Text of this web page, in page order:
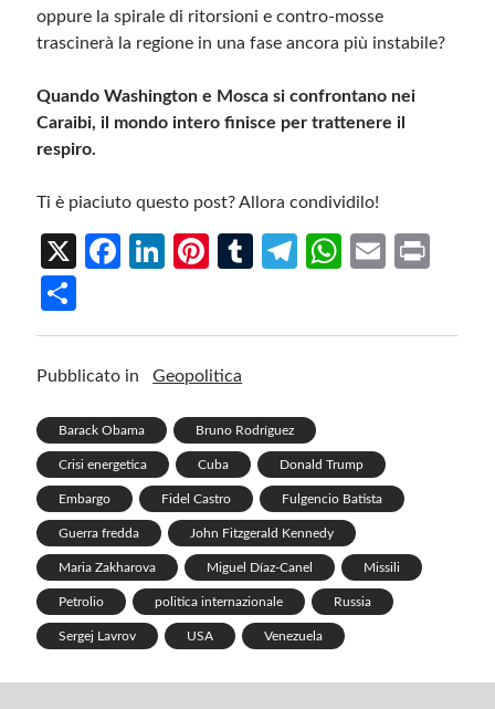
oppure la spirale di ritorsioni e contro-mosse
trascinerà la regione in una fase ancora più instabile?
Quando Washington e Mosca si confrontano nei
Caraibi, il mondo intero finisce per trattenere il
respiro.
Ti è piaciuto questo post? Allora condividilo!
X
Fa
o
k
Li
n
Pi
t
T
Te
W
p
E
h
ar
Pubblicato in Geopolitica
Barack Obama Bruno Rodríguez
Crisi energetica Cuba Donald Trump
Embargo Fidel Castro Fulgencio Batista
Guerra fredda John Fitzgerald Kennedy
Maria Zakharova Miguel Díaz-Canel Missili
Petrolio politica internazionale Russia
Sergej Lavrov USA Venezuela